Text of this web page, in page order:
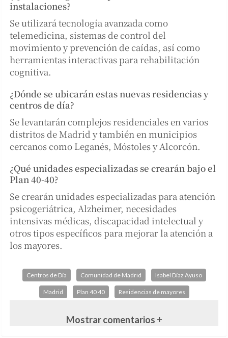
instalaciones?
Se utilizará tecnología avanzada como
telemedicina, sistemas de control del
movimiento y prevención de caídas, así como
herramientas interactivas para rehabilitación
cognitiva.
¿Dónde se ubicarán estas nuevas residencias y
centros de día?
Se levantarán complejos residenciales en varios
distritos de Madrid y también en municipios
cercanos como Leganés, Móstoles y Alcorcón.
¿Qué unidades especializadas se crearán bajo el
Plan 40-40?
Se crearán unidades especializadas para atención
psicogeriátrica, Alzheimer, necesidades
intensivas médicas, discapacidad intelectual y
otros tipos específicos para mejorar la atención a
los mayores.
Centros de Día Comunidad de Madrid Isabel Díaz Ayuso
Madrid Plan 40 40 Residencias de mayores
Mostrar comentarios +